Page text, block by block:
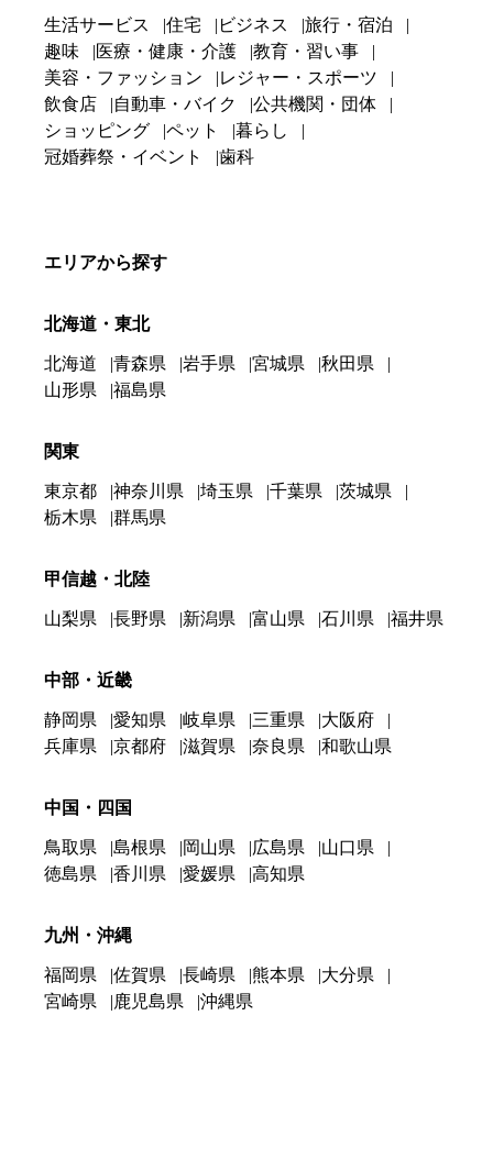
生活サービス 住宅 ビジネス
旅行・宿泊
趣味
医療・健康・介護
教育・習い事
美容・ファッション
レジャー・スポーツ
飲食店
自動車・バイク
公共機関・団体
ショッピング
ペット
暮らし
冠婚葬祭・イベント
歯科
エリアから探す
北海道・東北
北海道 青森県 岩手県 宮城県
秋田県
山形県
福島県
関東
東京都 神奈川県 埼玉県 千葉県
茨城県
栃木県
群馬県
甲信越・北陸
山梨県 長野県 新潟県 富山県 石川県 福井県
中部・近畿
静岡県 愛知県 岐阜県 三重県
大阪府
兵庫県
京都府 滋賀県 奈良県 和歌山県
中国・四国
鳥取県 島根県 岡山県 広島県
山口県
徳島県
香川県 愛媛県 高知県
九州・沖縄
福岡県 佐賀県 長崎県 熊本県
大分県
宮崎県
鹿児島県 沖縄県